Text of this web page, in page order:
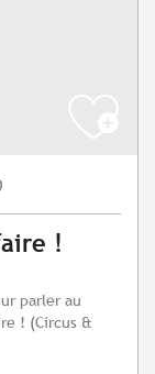
!
parler au
! (Circus &